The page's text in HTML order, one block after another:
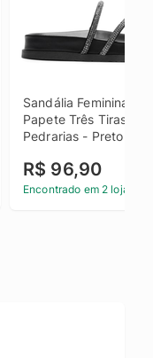
Sandália Feminina
Papete Três Tiras
Pedrarias - Preto
R$ 96,90
Encontrado em 2 lojas